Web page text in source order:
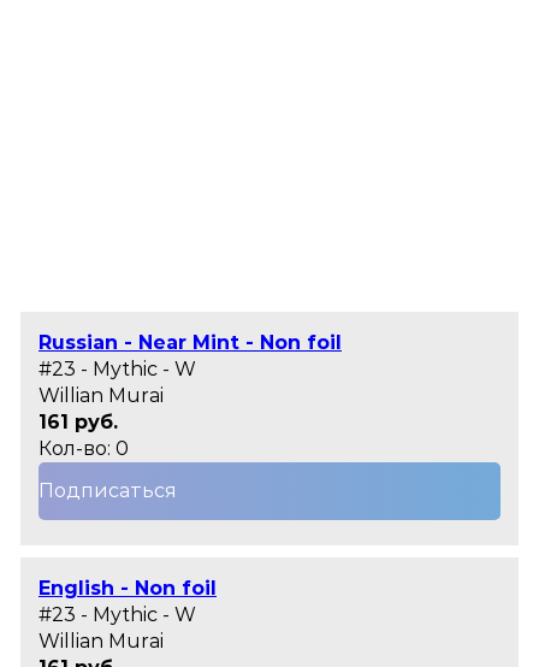
Russian - Near Mint - Non foil
#23 - Mythic - W
Willian Murai
161 руб.
Кол-во: 0
Подписаться
English - Non foil
#23 - Mythic - W
Willian Murai